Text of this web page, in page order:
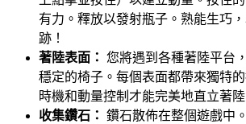
有力。釋放以發射瓶子。熟能生巧
跡！
著陸表面： 您將遇到各種著陸平台
穩定的椅子。每個表面都帶來獨特
時機和動量控制才能完美地直立著陸
收集鑽石： 鑽石散佈在整個遊戲中